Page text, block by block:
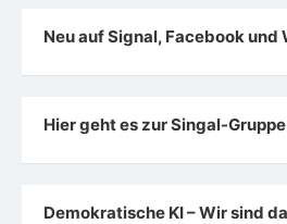
Neu auf Signal, Facebook und
Hier geht es zur Singal-Gruppe
Demokratische KI – Wir sind